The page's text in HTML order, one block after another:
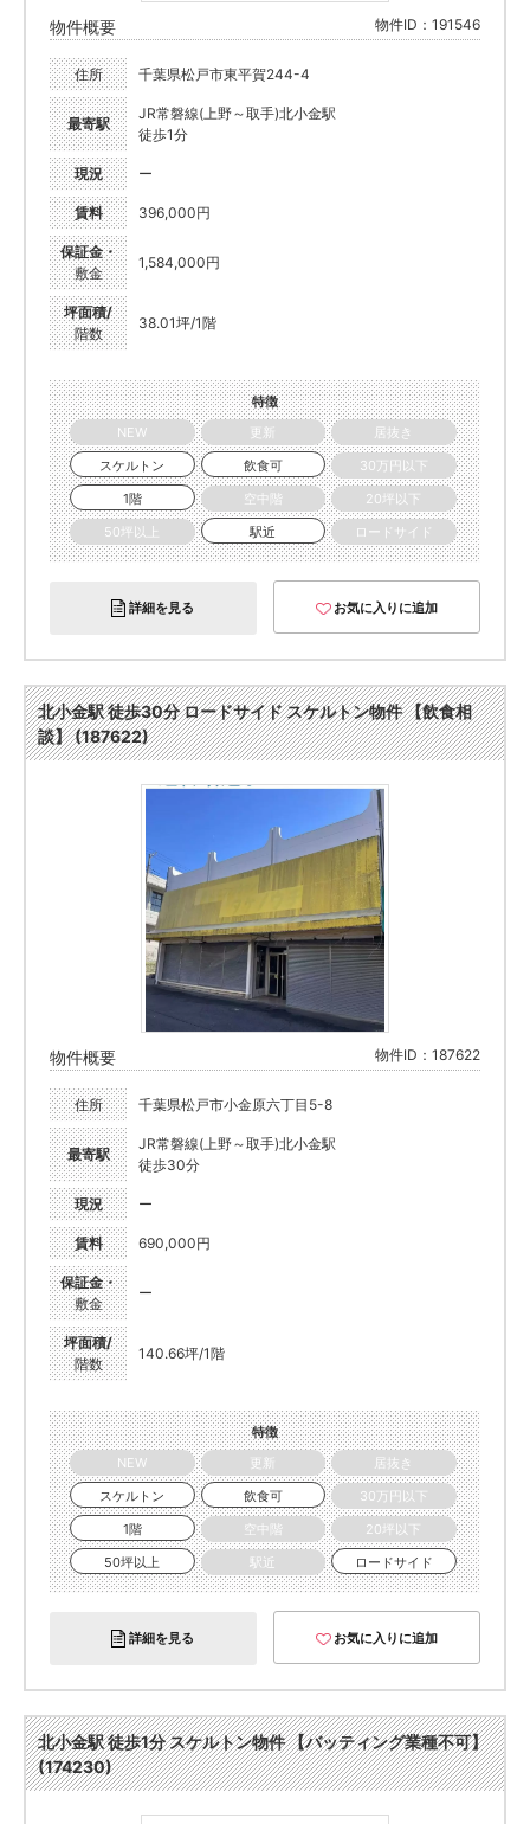
物件概要 物件ID：191546
住所 千葉県松戸市東平賀244-4
最寄駅
JR常磐線(上野～取手)北小金駅
徒歩1分
現況 ー
賃料 396,000円
保証金・
敷金
1,584,000円
坪面積/
階数
38.01坪/1階
特徴
NEW
更新
居抜き
スケルトン
飲食可
30万円以下
1階
空中階
20坪以下
50坪以上
駅近 ロードサイド
詳細を見る お気に入りに追加
北小金駅 徒歩30分 ロードサイド スケルトン物件 【飲食相
談】 (187622)
物件概要 物件ID：187622
住所 千葉県松戸市小金原六丁目5-8
最寄駅
JR常磐線(上野～取手)北小金駅
徒歩30分
現況 ー
賃料 690,000円
保証金・
敷金
ー
坪面積/
階数
140.66坪/1階
特徴
NEW
更新
居抜き
スケルトン
飲食可
30万円以下
1階
空中階
20坪以下
50坪以上
駅近 ロードサイド
詳細を見る お気に入りに追加
北小金駅 徒歩1分 スケルトン物件 【バッティング業種不可】
(174230)